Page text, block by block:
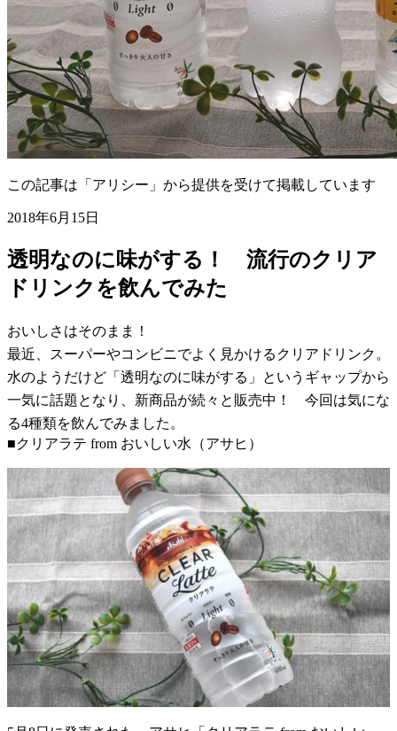
この記事は「アリシー」から提供を受けて掲載しています
2018年6月15日
透明なのに味がする！ 流行のクリア
ドリンクを飲んでみた
おいしさはそのまま！
最近、スーパーやコンビニでよく見かけるクリアドリンク。
水のようだけど「透明なのに味がする」というギャップから
一気に話題となり、新商品が続々と販売中！ 今回は気にな
る4種類を飲んでみました。
■クリアラテ from おいしい水（アサヒ）